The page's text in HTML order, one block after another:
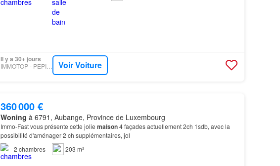
Il y a 30+ jours
IMMOTOP - PEPIT IMMO Voir Voiture
360 000 €
Woning à 6791, Aubange, Province de Luxembourg
Immo-Fast vous présente cette jolie maison4 façades actuellement 2ch 1sdb, avec la
possibilité d'aménager 2 ch supplémentaires, jol
2 chambres 203 m²